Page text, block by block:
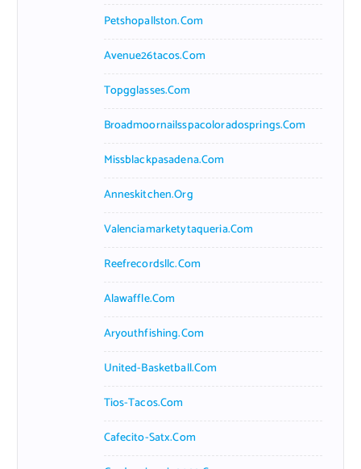
Petshopallston.com
Avenue26tacos.com
Topgglasses.com
Broadmoornailsspacoloradosprings.com
Missblackpasadena.com
Anneskitchen.org
Valenciamarketytaqueria.com
Reefrecordsllc.com
Alawaffle.com
Aryouthfishing.com
United-Basketball.com
Tios-Tacos.com
Cafecito-Satx.com